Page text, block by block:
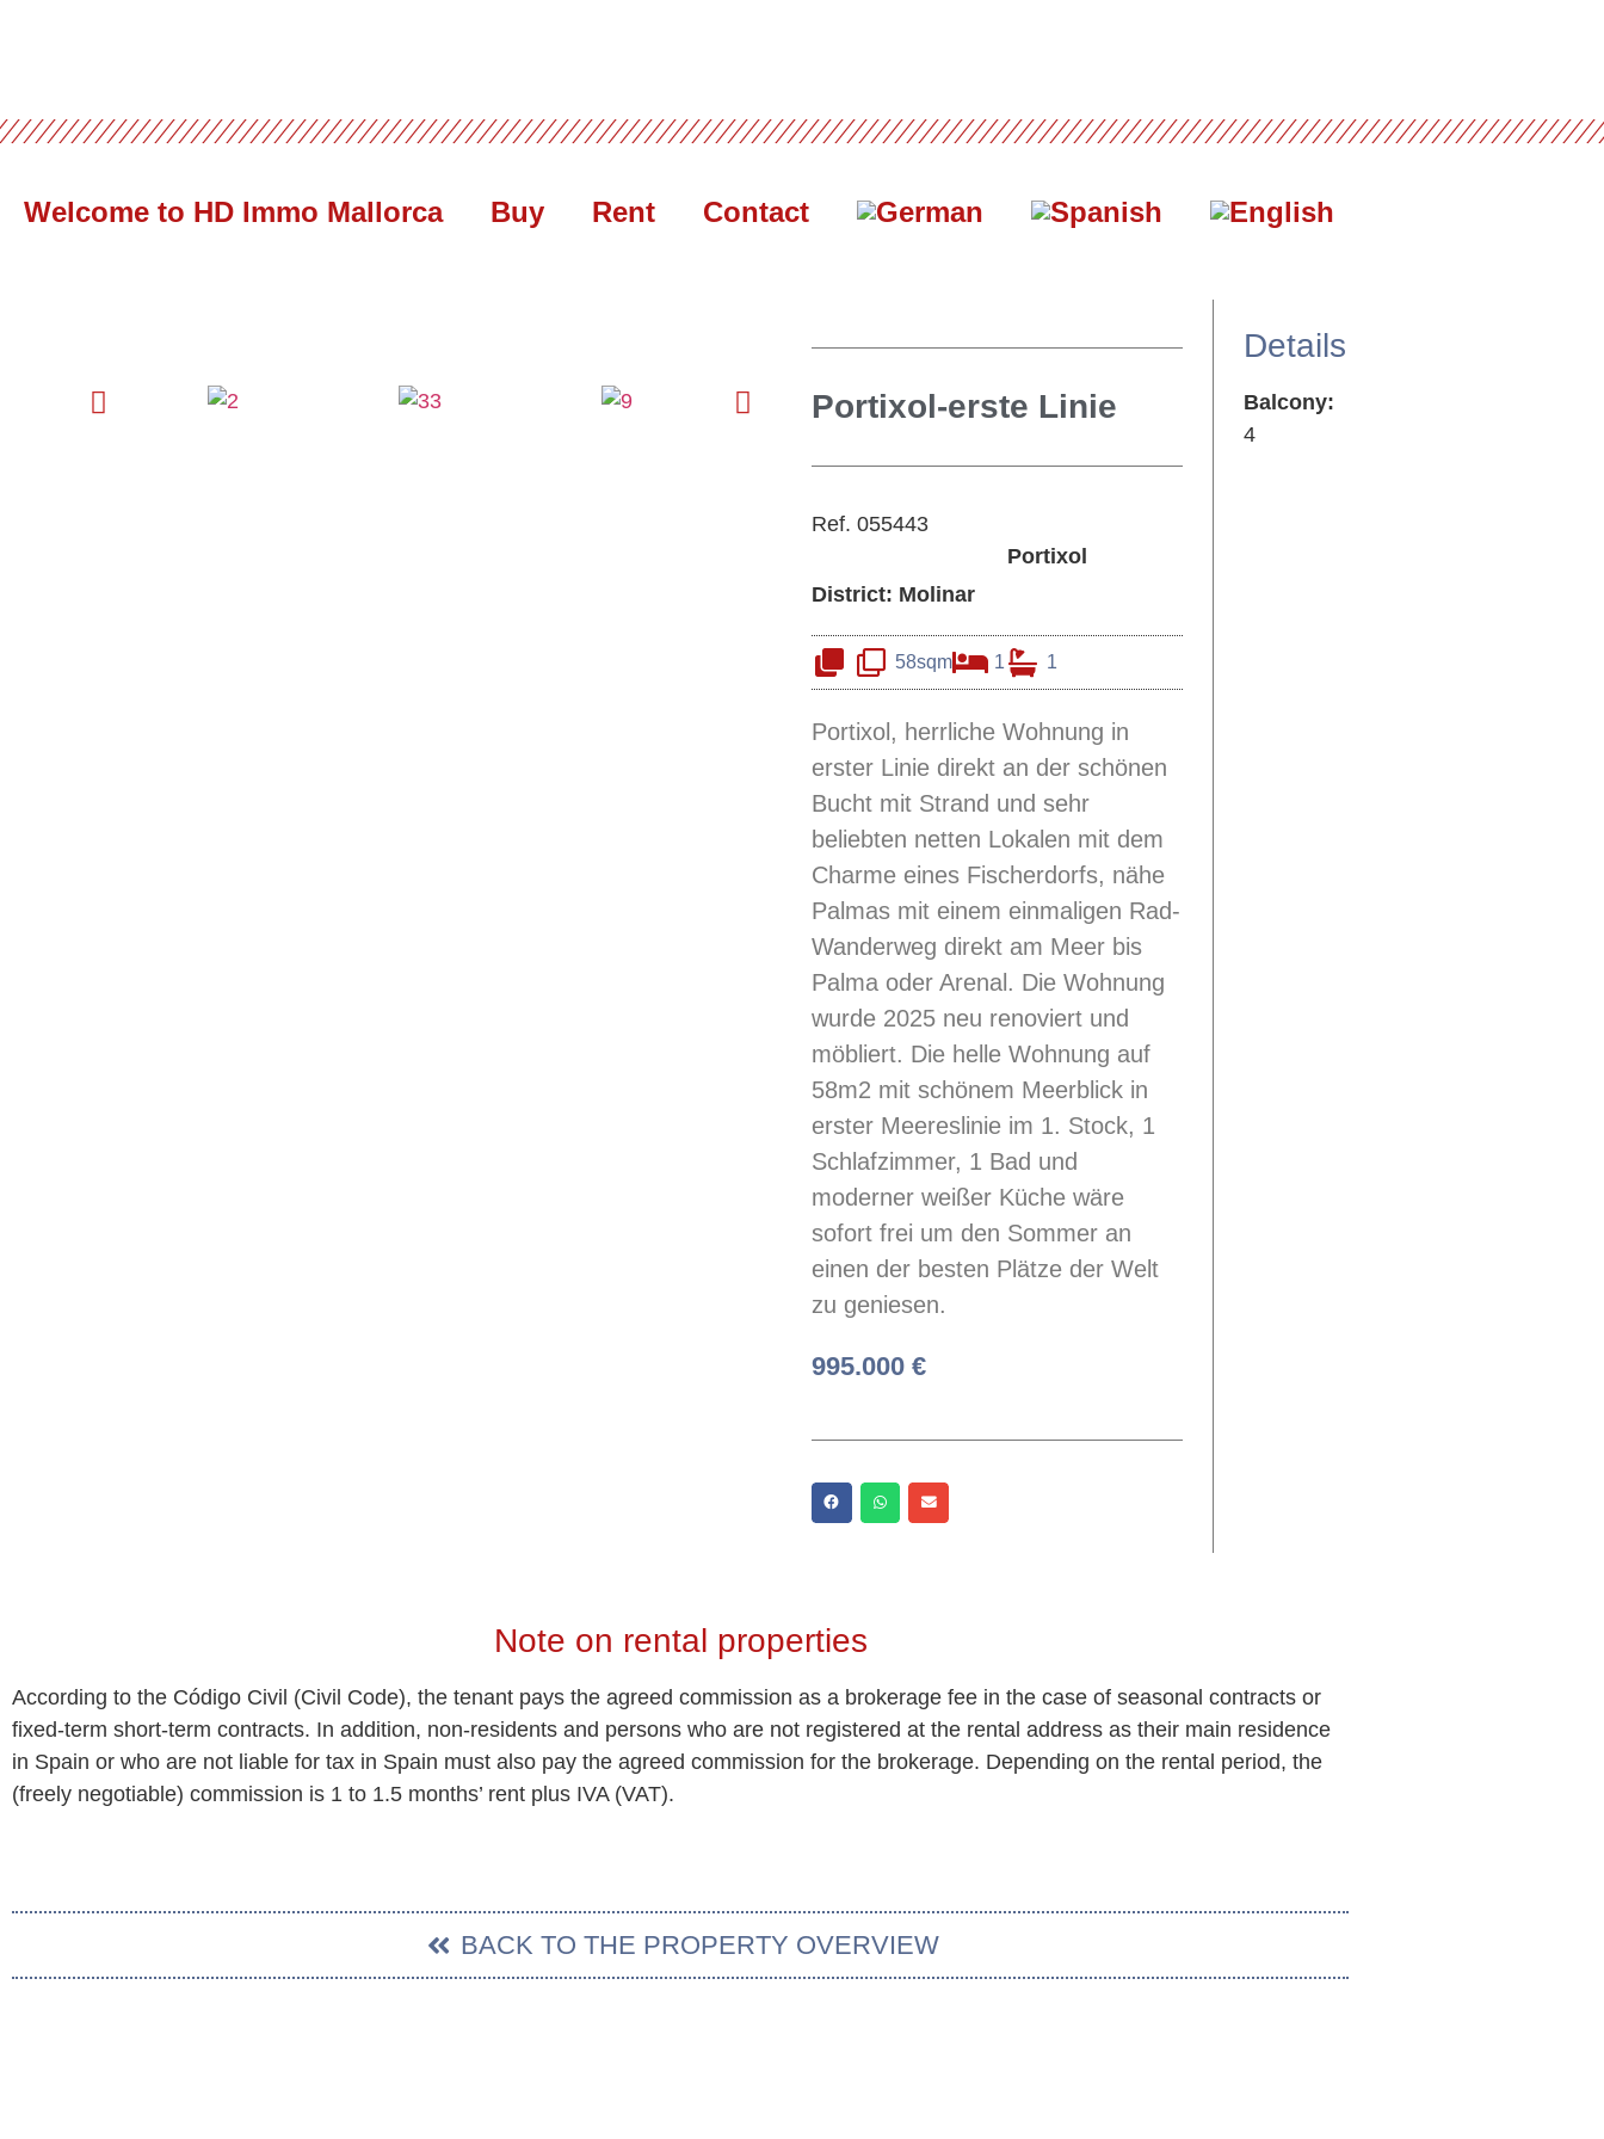
Welcome to HD Immo Mallorca Buy Rent Contact
Portixol-erste Linie
Ref. 055443
Portixol
District: Molinar
58sqm 1 1
Portixol, herrliche Wohnung in
erster Linie direkt an der schönen
Bucht mit Strand und sehr
beliebten netten Lokalen mit dem
Charme eines Fischerdorfs, nähe
Palmas mit einem einmaligen Rad-
Wanderweg direkt am Meer bis
Palma oder Arenal. Die Wohnung
wurde 2025 neu renoviert und
möbliert. Die helle Wohnung auf
58m2 mit schönem Meerblick in
erster Meereslinie im 1. Stock, 1
Schlafzimmer, 1 Bad und
moderner weißer Küche wäre
sofort frei um den Sommer an
einen der besten Plätze der Welt
zu geniesen.
995.000 €
Details
Balcony:
4
Note on rental properties
According to the Código Civil (Civil Code), the tenant pays the agreed commission as a brokerage fee in the case of seasonal contracts or
fixed-term short-term contracts. In addition, non-residents and persons who are not registered at the rental address as their main residence
in Spain or who are not liable for tax in Spain must also pay the agreed commission for the brokerage. Depending on the rental period, the
(freely negotiable) commission is 1 to 1.5 months’ rent plus IVA (VAT).
BACK TO THE PROPERTY OVERVIEW